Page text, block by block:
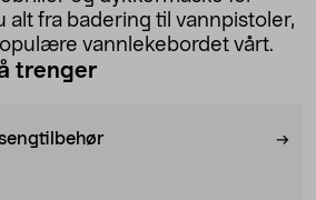
alt fra badering til vannpistoler,
vannlekebordet vårt.
trenger